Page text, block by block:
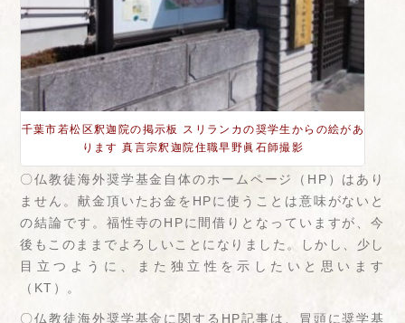
千葉市若松区釈迦院の掲示板 スリランカの奨学生からの絵があ
ります 真言宗釈迦院住職早野眞石師撮影
〇仏教徒海外奨学基金自体のホームページ（HP）はあり
ません。献金頂いたお金をHPに使うことは意味がないと
の結論です。福性寺のHPに間借りとなっていますが、今
後もこのままでよろしいことになりました。しかし、少し
目立つように、また独立性を示したいと思います
（KT）。
〇仏教徒海外奨学基金に関するHP記事は、冒頭に奨学基